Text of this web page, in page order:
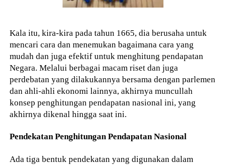
Kala itu, kira-kira pada tahun 1665, dia berusaha untuk
mencari cara dan menemukan bagaimana cara yang
mudah dan juga efektif untuk menghitung pendapatan
Negara. Melalui berbagai macam riset dan juga
perdebatan yang dilakukannya bersama dengan parlemen
dan ahli-ahli ekonomi lainnya, akhirnya muncullah
konsep penghitungan pendapatan nasional ini, yang
akhirnya dikenal hingga saat ini.
Pendekatan Penghitungan Pendapatan Nasional
Ada tiga bentuk pendekatan yang digunakan dalam